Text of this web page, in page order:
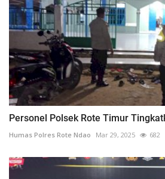
Personel Polsek Rote Timur
Humas Polres Rote Ndao Mar 29, 2025 682